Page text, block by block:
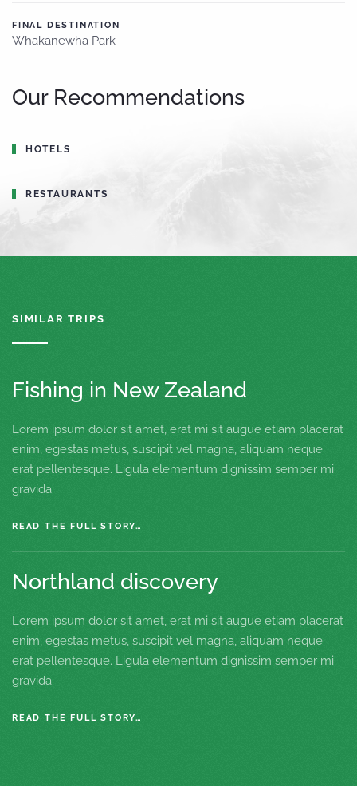
FINAL DESTINATION
Whakanewha Park
Our Recommendations
HOTELS
RESTAURANTS
SIMILAR TRIPS
Fishing in New Zealand
Lorem ipsum dolor sit amet, erat mi sit augue etiam placerat
enim, egestas metus, suscipit vel magna, aliquam neque
erat pellentesque. Ligula elementum dignissim semper mi
gravida
READ THE FULL STORY…
Northland discovery
Lorem ipsum dolor sit amet, erat mi sit augue etiam placerat
enim, egestas metus, suscipit vel magna, aliquam neque
erat pellentesque. Ligula elementum dignissim semper mi
gravida
READ THE FULL STORY…